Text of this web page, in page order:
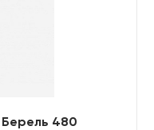
Берель 480